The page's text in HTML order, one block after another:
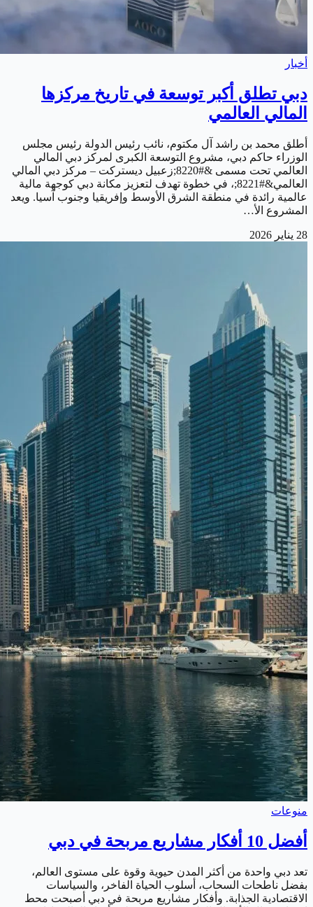
أخبار
دبي تطلق أكبر توسعة في تاريخ مركزها
المالي العالمي
أطلق محمد بن راشد آل مكتوم، نائب رئيس الدولة رئيس مجلس
الوزراء حاكم دبي، مشروع التوسعة الكبرى لمركز دبي المالي
العالمي تحت مسمى &#8220;زعبيل ديستركت – مركز دبي المالي
العالمي&#8221;، في خطوة تهدف لتعزيز مكانة دبي كوجهة مالية
عالمية رائدة في منطقة الشرق الأوسط وإفريقيا وجنوب آسيا. ويعد
المشروع الأ…
28 يناير 2026
منوعات
أفضل 10 أفكار مشاريع مربحة في دبي
تعد دبي واحدة من أكثر المدن حيوية وقوة على مستوى العالم،
بفضل ناطحات السحاب، أسلوب الحياة الفاخر، والسياسات
الاقتصادية الجذابة. وأفكار مشاريع مربحة في دبي أصبحت محط